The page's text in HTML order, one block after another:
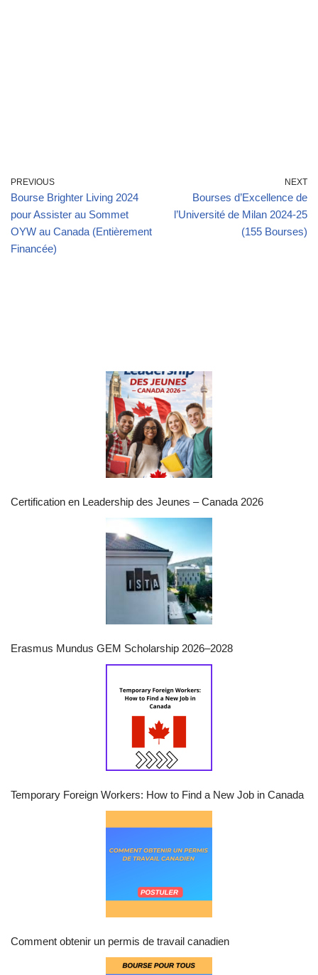
PREVIOUS
Bourse Brighter Living 2024
pour Assister au Sommet
OYW au Canada (Entièrement
Financée)
NEXT
Bourses d’Excellence de
l’Université de Milan 2024-25
(155 Bourses)
Certification en Leadership des Jeunes – Canada 2026
Erasmus Mundus GEM Scholarship 2026–2028
Temporary Foreign Workers: How to Find a New Job in Canada
Comment obtenir un permis de travail canadien